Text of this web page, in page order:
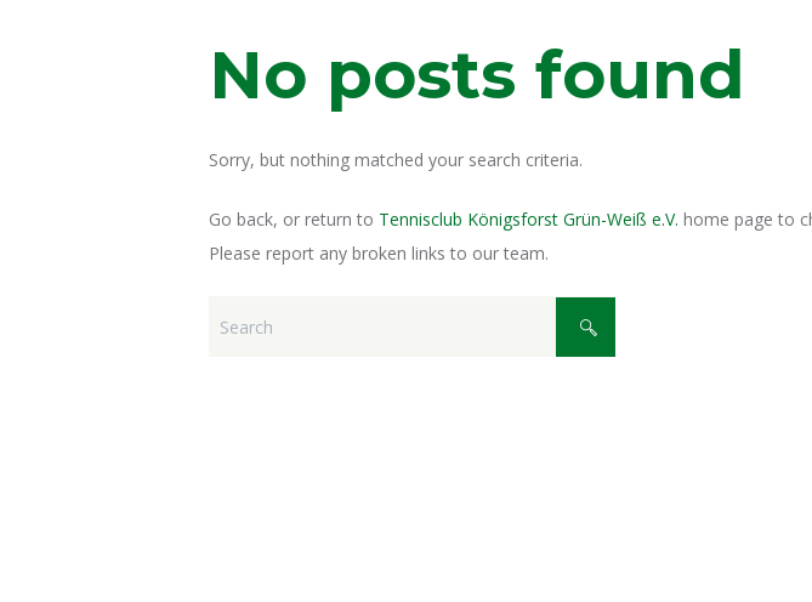
No posts found
Sorry, but nothing matched your search criteria.
Go back, or return to Tennisclub Königsforst Grün-Weiß e.V. home page to
Please report any broken links to our team.